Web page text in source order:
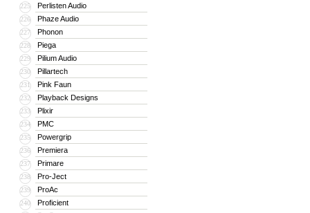
225 Perlisten Audio
226 Phaze Audio
227 Phonon
228 Piega
229 Pilium Audio
230 Pillartech
231 Pink Faun
232 Playback Designs
233 Plixir
234 PMC
235 Powergrip
236 Premiera
237 Primare
238 Pro-Ject
239 ProAc
240 Proficient